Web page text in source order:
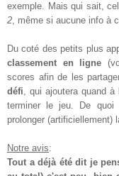
exemple. Mais qui sait,
2, même si aucune info à
Du coté des petits plus
classement en ligne
scores afin de les
défi, qui ajoutera quand
terminer le jeu. De
prolonger (artificiellement)
Notre avis:
Tout a déjà été dit je